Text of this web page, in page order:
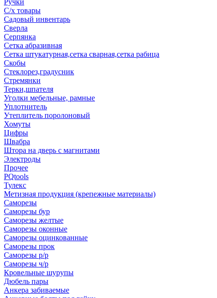
Ручки
С/х товары
Садовый инвентарь
Сверла
Серпянка
Сетка абразивная
Сетка штукатурная,сетка сварная,сетка рабица
Скобы
Стеклорез,градусник
Стремянки
Терки,шпателя
Уголки мебельные, рамные
Уплотнитель
Утеплитель поролоновый
Хомуты
Цифры
Швабра
Штора на дверь с магнитами
Электроды
Прочее
PQtools
Тулекс
Метизная продукция (крепежные материалы)
Саморезы
Саморезы бур
Саморезы желтые
Саморезы оконные
Саморезы оцинкованные
Саморезы прок
Саморезы р/р
Саморезы ч/р
Кровельные шурупы
Дюбель пары
Анкера забиваемые